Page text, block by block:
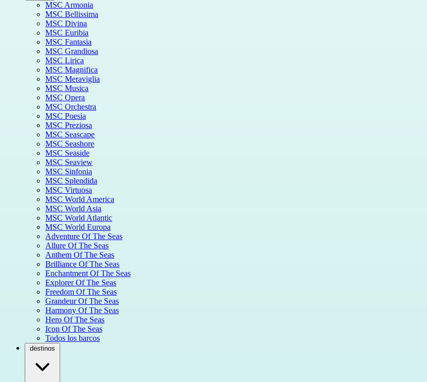
MSC Armonia
MSC Bellissima
MSC Divina
MSC Euribia
MSC Fantasia
MSC Grandiosa
MSC Lirica
MSC Magnifica
MSC Meraviglia
MSC Musica
MSC Opera
MSC Orchestra
MSC Poesia
MSC Preziosa
MSC Seascape
MSC Seashore
MSC Seaside
MSC Seaview
MSC Sinfonia
MSC Splendida
MSC Virtuosa
MSC World America
MSC World Asia
MSC World Atlantic
MSC World Europa
Adventure Of The Seas
Allure Of The Seas
Anthem Of The Seas
Brilliance Of The Seas
Enchantment Of The Seas
Explorer Of The Seas
Freedom Of The Seas
Grandeur Of The Seas
Harmony Of The Seas
Hero Of The Seas
Icon Of The Seas
Todos los barcos
destinos